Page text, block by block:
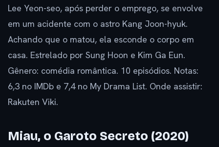
Lee Yeon-seo, após perder o emprego, se envolve
em um acidente com o astro Kang Joon-hyuk.
Achando que o matou, ela esconde o corpo em
casa. Estrelado por Sung Hoon e Kim Ga Eun.
Gênero: comédia romântica. 10 episódios. Notas:
6,3 no IMDb e 7,4 no My Drama List. Onde assistir:
Rakuten Viki.
Miau, o Garoto Secreto (2020)